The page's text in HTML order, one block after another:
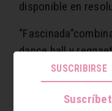
disponible en
dance hall y
presentó
encuentro
transforma y nos
SUSCRIBIRSE